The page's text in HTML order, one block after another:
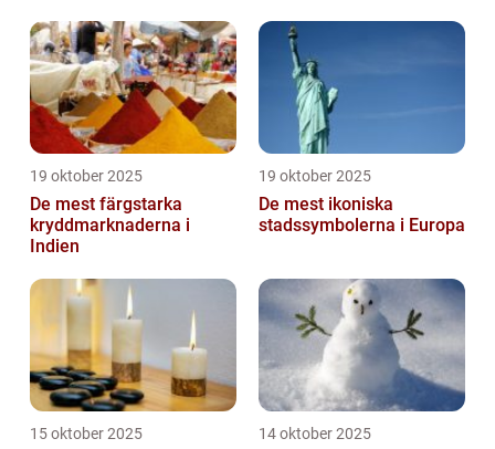
19 oktober 2025
De mest färgstarka
kryddmarknaderna i
Indien
19 oktober 2025
De mest ikoniska
stadssymbolerna i Europa
15 oktober 2025 14 oktober 2025